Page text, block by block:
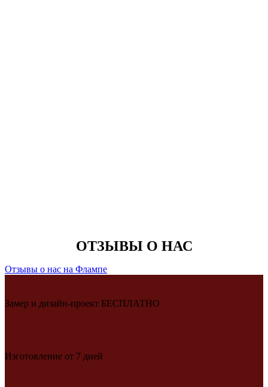
ОТЗЫВЫ О НАС
Отзывы о нас на Флампе
Замер и дизайн-проект БЕСПЛАТНО
Изготовление от 7 дней